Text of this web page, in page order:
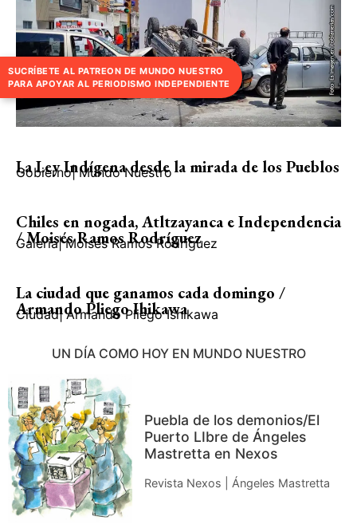
La Ley Indígena desde la mirada de los Pueblos
Gobierno| Mundo Nuestro
Chiles en nogada, Atltzayanca e Independencia
/ Moisés Ramos Rodríguez
Galería| Moisés Ramos Rodríguez
La ciudad que ganamos cada domingo /
Armando Pliego Ihikawa
Ciudad| Armando Pliego Ishikawa
UN DÍA COMO HOY EN MUNDO NUESTRO
Puebla de los demonios/El
Puerto LIbre de Ángeles
Mastretta en Nexos
Revista Nexos | Ángeles Mastretta
SUCRÍBETE AL PATREON DE MUNDO NUESTRO
PARA APOYAR AL PERIODISMO INDEPENDIENTE